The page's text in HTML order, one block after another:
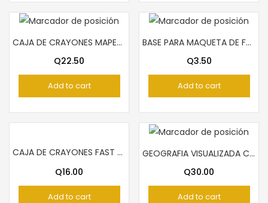
CAJA DE CRAYONES MAPED 12 COLORES
Q22.50
Add to cart
BASE PARA MAQUETA DE FUTBOL
Q3.50
Add to cart
CAJA DE CRAYONES FAST PARA NIÑA 12 COLORES
Q16.00
Add to cart
GEOGRAFIA VISUALIZADA CENTROAMERICANA PIEDRASANTA
Q30.00
Add to cart